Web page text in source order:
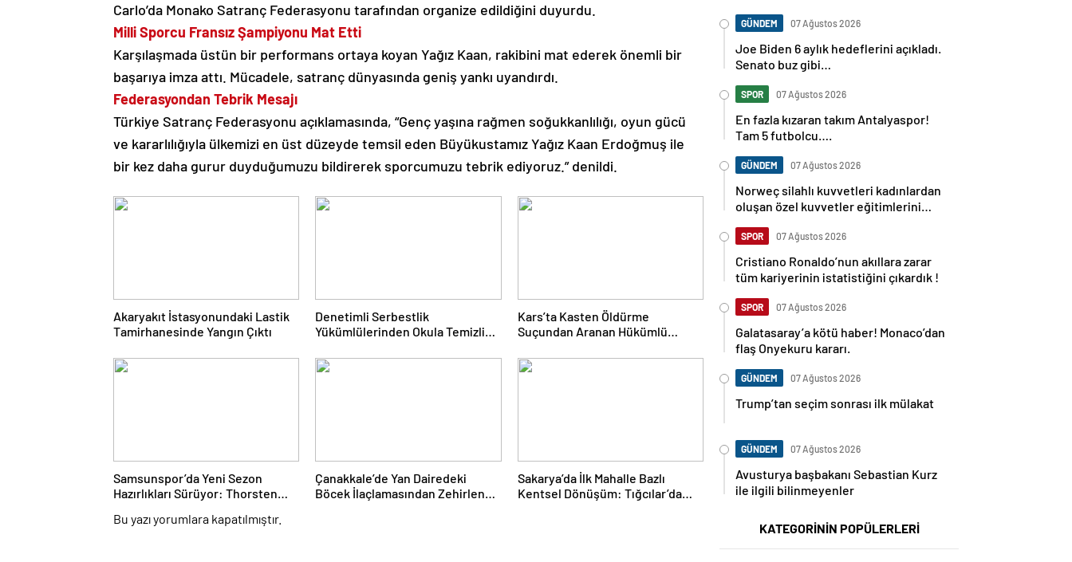
Carlo’da Monako Satranç Federasyonu tarafından organize edildiğini duyurdu.
Milli Sporcu Fransız Şampiyonu Mat Etti
Karşılaşmada üstün bir performans ortaya koyan Yağız Kaan, rakibini mat ederek önemli bir
başarıya imza attı. Mücadele, satranç dünyasında geniş yankı uyandırdı.
Federasyondan Tebrik Mesajı
Türkiye Satranç Federasyonu açıklamasında, “Genç yaşına rağmen soğukkanlılığı, oyun gücü
ve kararlılığıyla ülkemizi en üst düzeyde temsil eden Büyükustamız Yağız Kaan Erdoğmuş ile
bir kez daha gurur duyduğumuzu bildirerek sporcumuzu tebrik ediyoruz.” denildi.
Akaryakıt İstasyonundaki Lastik
Tamirhanesinde Yangın Çıktı
Denetimli Serbestlik
Yükümlülerinden Okula Temizlik
Kars’ta Kasten Öldürme
Suçundan Aranan Hükümlü
Samsunspor’da Yeni Sezon
Hazırlıkları Sürüyor: Thorsten
Çanakkale’de Yan Dairedeki
Böcek İlaçlamasından Zehirlenen
Sakarya’da İlk Mahalle Bazlı
Kentsel Dönüşüm: Tığcılar’da
Bu yazı yorumlara kapatılmıştır.
GÜNDEM 07 Ağustos 2026
Joe Biden 6 aylık hedeflerini açıkladı.
Senato buz gibi…
SPOR 07 Ağustos 2026
En fazla kızaran takım Antalyaspor!
Tam 5 futbolcu….
GÜNDEM 07 Ağustos 2026
Norweç silahlı kuvvetleri kadınlardan
oluşan özel kuvvetler eğitimlerini
SPOR 07 Ağustos 2026
Cristiano Ronaldo’nun akıllara zarar
tüm kariyerinin istatistiğini çıkardık !
SPOR 07 Ağustos 2026
Galatasaray’a kötü haber! Monaco’dan
flaş Onyekuru kararı.
GÜNDEM 07 Ağustos 2026
Trump’tan seçim sonrası ilk mülakat
GÜNDEM 07 Ağustos 2026
Avusturya başbakanı Sebastian Kurz
ile ilgili bilinmeyenler
KATEGORİNİN POPÜLERLERİ